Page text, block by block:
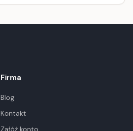
Firma
Blog
Kontakt
Załóż konto